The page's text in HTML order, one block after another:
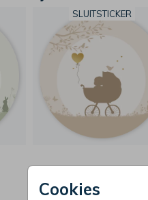
Cookies
SLUITSTICKER